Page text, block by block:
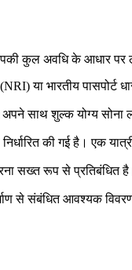
कुल अवधि के आधार पर
या भारतीय पासपोर्ट
साथ शुल्क योग्य सोना
की गई है। एक
सख्त रूप से
से संबंधित आवश्यक